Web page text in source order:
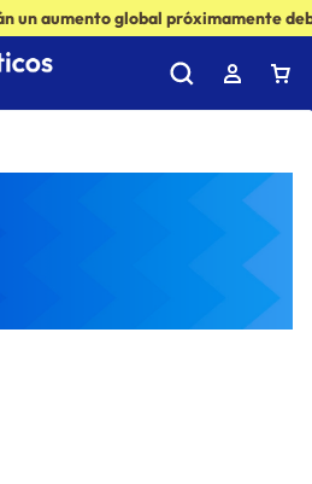
un aumento global próximamente